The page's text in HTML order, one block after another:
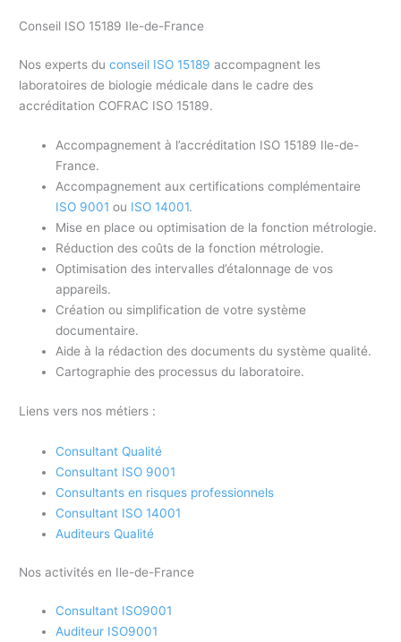
Conseil ISO 15189 Ile-de-France
Nos experts duconseil ISO 15189 accompagnent les
laboratoires de biologie médicale dans le cadre des
accréditation COFRAC ISO 15189.
Accompagnement à l’accréditation ISO 15189 Ile-de-
France.
Accompagnement aux certifications complémentaire
ISO 9001 ou ISO 14001.
Mise en place ou optimisation de la fonction métrologie.
Réduction des coûts de la fonction métrologie.
Optimisation des intervalles d’étalonnage de vos
appareils.
Création ou simplification de votre système
documentaire.
Aide à la rédaction des documents du système qualité.
Cartographie des processus du laboratoire.
Liens vers nos métiers :
Consultant Qualité
Consultant ISO 9001
Consultants en risques professionnels
Consultant ISO 14001
Auditeurs Qualité
Nos activités en Ile-de-France
Consultant ISO9001
Auditeur ISO9001